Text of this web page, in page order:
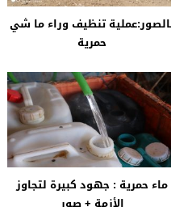
ماء حمرية : جهود كبيرة لتجاوز
الأزمة + صور